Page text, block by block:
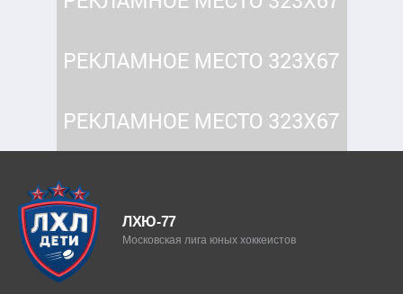
ЛХЮ-77
Московская лига юных хоккеистов